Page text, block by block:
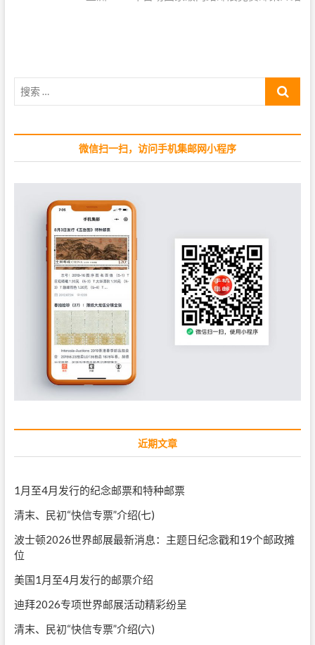
s
:
:
微信扫一扫，访问手机集邮网小程序
近期文章
1月至4月发行的纪念邮票和特种邮票
清末、民初“快信专票”介绍(七)
波士顿2026世界邮展最新消息：主题日纪念戳和19个邮政摊
位
美国1月至4月发行的邮票介绍
迪拜2026专项世界邮展活动精彩纷呈
清末、民初“快信专票”介绍(六)